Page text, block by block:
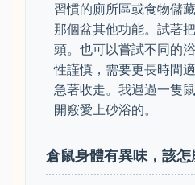
習慣的廁所區或食物儲
那個盆其他功能。試著
頭。也可以嘗試不同的
性謹慎，需要更長時間
急著收走。我遇過一隻
開竅愛上砂浴的。
倉鼠身體有異味，該怎